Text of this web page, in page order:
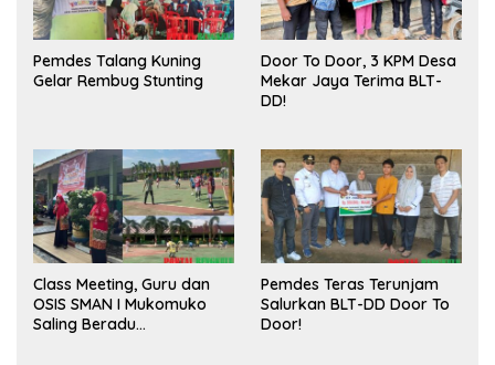
Pemdes Talang Kuning
Gelar Rembug Stunting
Door To Door, 3 KPM Desa
Mekar Jaya Terima BLT-
DD!
Class Meeting, Guru dan
OSIS SMAN I Mukomuko
Saling Beradu
Pemdes Teras Terunjam
Salurkan BLT-DD Door To
Door!